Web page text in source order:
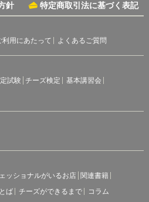
針 特定商取引法に基づく表記
利用にあたって よくあるご質問
試験 チーズ検定
基本講習会
ッショナルがいるお店 関連書籍
ば チーズができるまで コラム